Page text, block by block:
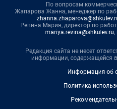
По вопросам
Жапарова Жанна, менеджер по
Ревина Мария, директор по
mariya.revina@shkulev.ru
Редакция сайта не несет
информации, содержащейся
Информация об
Политика